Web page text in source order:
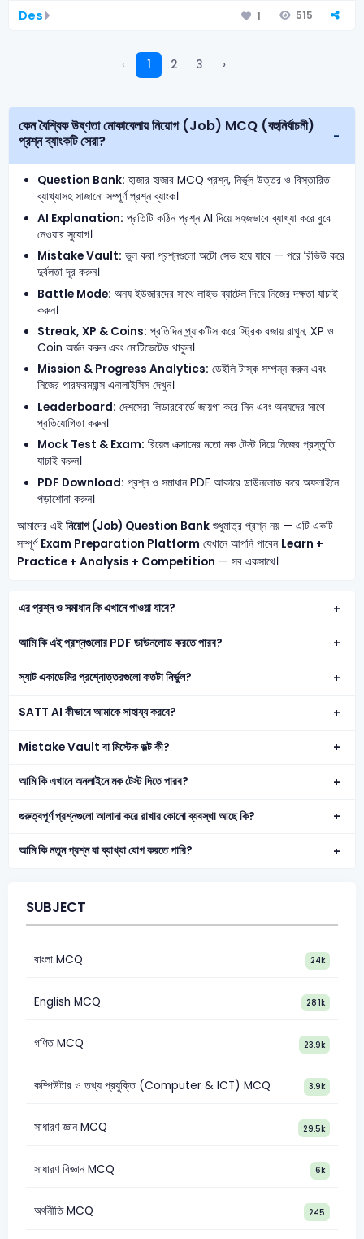
Des 1 515
‹ 1 2 3 ›
কেন বৈশ্বিক উষ্ণতা মোকাবেলায় নিয়োগ (Job) MCQ (বহুনির্বাচনী)
প্রশ্ন ব্যাংকটি সেরা?
Question Bank: হাজার হাজার MCQ প্রশ্ন, নির্ভুল উত্তর ও বিস্তারিত
ব্যাখ্যাসহ সাজানো সম্পূর্ণ প্রশ্ন ব্যাংক।
AI Explanation: প্রতিটি কঠিন প্রশ্ন AI দিয়ে সহজভাবে ব্যাখ্যা করে বুঝে
নেওয়ার সুযোগ।
Mistake Vault: ভুল করা প্রশ্নগুলো অটো সেভ হয়ে যাবে — পরে রিভিউ করে
দুর্বলতা দূর করুন।
Battle Mode: অন্য ইউজারদের সাথে লাইভ ব্যাটেল দিয়ে নিজের দক্ষতা যাচাই
করুন।
Streak, XP & Coins: প্রতিদিন প্র্যাকটিস করে স্ট্রিক বজায় রাখুন, XP ও
Coin অর্জন করুন এবং মোটিভেটেড থাকুন।
Mission & Progress Analytics: ডেইলি টাস্ক সম্পন্ন করুন এবং
নিজের পারফরম্যান্স এনালাইসিস দেখুন।
Leaderboard: দেশসেরা লিডারবোর্ডে জায়গা করে নিন এবং অন্যদের সাথে
প্রতিযোগিতা করুন।
Mock Test & Exam: রিয়েল এক্সামের মতো মক টেস্ট দিয়ে নিজের প্রস্তুতি
যাচাই করুন।
PDF Download: প্রশ্ন ও সমাধান PDF আকারে ডাউনলোড করে অফলাইনে
পড়াশোনা করুন।
আমাদের এই নিয়োগ (Job) Question Bankশুধুমাত্র প্রশ্ন নয় — এটি একটি
সম্পূর্ণ Exam Preparation Platform যেখানে আপনি পাবেন Learn +
Practice + Analysis + Competition — সব একসাথে।
এর প্রশ্ন ও সমাধান কি এখানে পাওয়া যাবে?
আমি কি এই প্রশ্নগুলোর PDF ডাউনলোড করতে পারব?
স্যাট একাডেমির প্রশ্নোত্তরগুলো কতটা নির্ভুল?
SATT AI কীভাবে আমাকে সাহায্য করবে?
Mistake Vault বা মিস্টেক ভল্ট কী?
আমি কি এখানে অনলাইনে মক টেস্ট দিতে পারব?
গুরুত্বপূর্ণ প্রশ্নগুলো আলাদা করে রাখার কোনো ব্যবস্থা আছে কি?
আমি কি নতুন প্রশ্ন বা ব্যাখ্যা যোগ করতে পারি?
SUBJECT
বাংলা MCQ 24k
English MCQ 28.1k
গণিত MCQ 23.9k
কম্পিউটার ও তথ্য প্রযুক্তি (Computer & ICT) MCQ 3.9k
সাধারণ জ্ঞান MCQ 29.5k
সাধারণ বিজ্ঞান MCQ 6k
অর্থনীতি MCQ 245